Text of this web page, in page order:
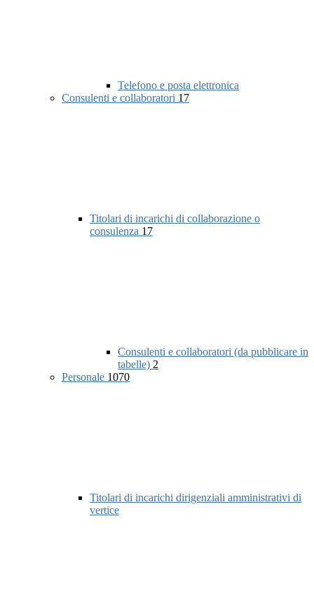
Telefono e posta elettronica
Consulenti e collaboratori 17
Titolari di incarichi di collaborazione o
consulenza 17
Consulenti e collaboratori (da pubblicare in
tabelle) 2
Personale 1070
Titolari di incarichi dirigenziali amministrativi di
vertice